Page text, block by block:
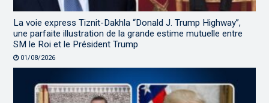
La voie express Tiznit-Dakhla “Donald J. Trump Highway”,
une parfaite illustration de la grande estime mutuelle entre
SM le Roi et le Président Trump
01/08/2026